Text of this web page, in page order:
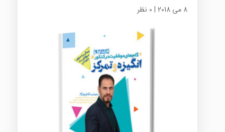
8 می 2018 | 0 نظر